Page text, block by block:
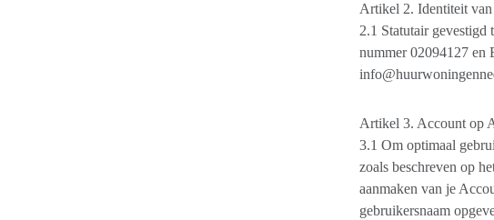
Artikel 2. Identiteit
2.1 Statutair
nummer 02094127
Artikel 3. Account op
3.1 Om optimaal
zoals beschreven op
aanmaken van je
gebruikersnaam